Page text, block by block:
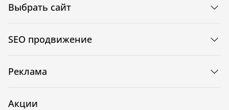
Выбрать сайт
SEO продвижение
Реклама
Акции